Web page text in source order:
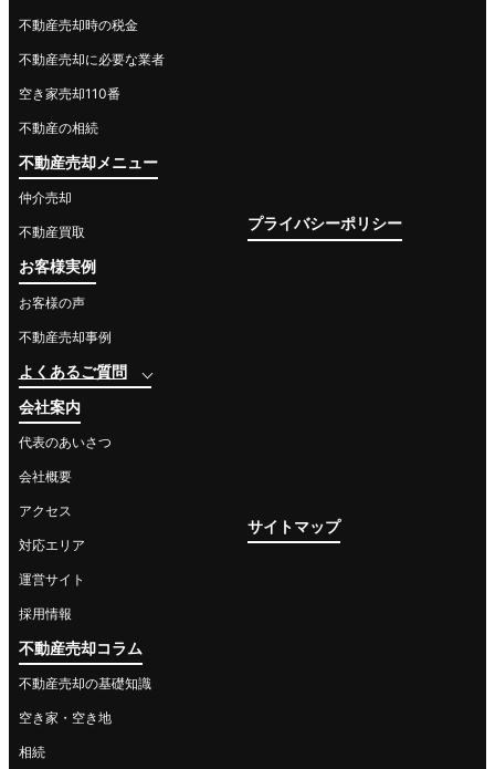
不動産売却時の税金
不動産売却に必要な業者
空き家売却110番
不動産の相続
不動産売却メニュー
仲介売却
不動産買取
お客様実例
お客様の声
不動産売却事例
よくあるご質問
会社案内
代表のあいさつ
会社概要
アクセス
対応エリア
運営サイト
採用情報
不動産売却コラム
不動産売却の基礎知識
空き家・空き地
相続
プライバシーポリシー
サイトマップ